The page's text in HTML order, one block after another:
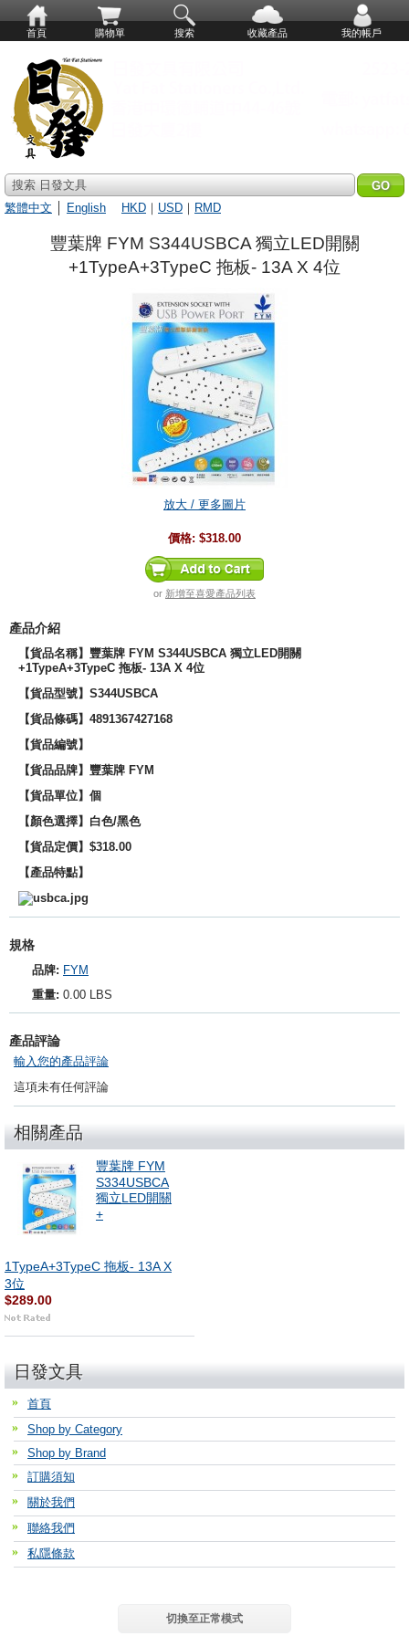
首頁 購物單 搜索 收藏產品 我的帳戶
搜索 日發文具
繁體中文
English HKD ｜ USD ｜ RMD
豐葉牌 FYM S344USBCA 獨立LED開關
+1TypeA+3TypeC 拖板- 13A X 4位
放大 / 更多圖片
價格: $318.00
or 新增至喜愛產品列表
產品介紹
【貨品名稱】豐葉牌 FYM S344USBCA 獨立LED開關
+1TypeA+3TypeC 拖板- 13A X 4位
【貨品型號】S344USBCA
【貨品條碼】4891367427168
【貨品編號】
【貨品品牌】 豐葉牌 FYM
【貨品單位】個
【顏色選擇】白色/黑色
【貨品定價】$318.00
【產品特點】
規格
品牌: FYM
重量: 0.00 LBS
產品評論
輸入您的產品評論
這項未有任何評論
相關產品
豐葉牌 FYM
S334USBCA
獨立LED開關
+
1TypeA+3TypeC 拖板- 13A X
3位
$289.00
日發文具
首頁
Shop by Category
Shop by Brand
訂購須知
關於我們
聯絡我們
私隱條款
切換至正常模式